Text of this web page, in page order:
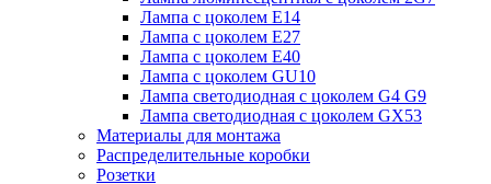
Лампа с цоколем E14
Лампа с цоколем E27
Лампа с цоколем E40
Лампа с цоколем GU10
Лампа светодиодная с цоколем G4 G9
Лампа светодиодная с цоколем GX53
Материалы для монтажа
Распределительные коробки
Розетки